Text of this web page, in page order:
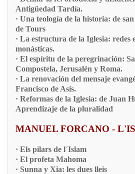
Antigüedad Tardía.
· Una teología de la historia: de
de Tours
· La estructura de la Iglesia: redes
monásticas.
· El espíritu de la peregrinación:
Compostela, Jerusalén y Roma.
· La renovación del mensaje
Francisco de Asís.
· Reformas de la Iglesia: de Juan
Aprendizaje de la pluralidad
MANUEL FORCANO -
· Els pilars de l´Islam
· El profeta Mahoma
· Sunna y Xia: les dues lleis